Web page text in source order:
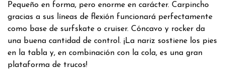
Pequeño en forma, pero enorme en carácter. Carpincho
gracias a sus líneas de flexión funcionará perfectamente
como base de surfskate o cruiser. Cóncavo y rocker da
una buena cantidad de control. ¡La nariz sostiene los pies
en la tabla y, en combinación con la cola, es una gran
plataforma de trucos!